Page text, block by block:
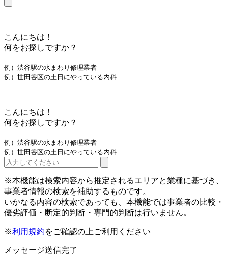
こんにちは！
何をお探しですか？
例）渋谷駅の水まわり修理業者
例）世田谷区の土日にやっている内科
こんにちは！
何をお探しですか？
例）渋谷駅の水まわり修理業者
例）世田谷区の土日にやっている内科
※本機能は検索内容から推定されるエリアと業種に基づき、
事業者情報の検索を補助するものです。
いかなる内容の検索であっても、本機能では事業者の比較・
優劣評価・断定的判断・専門的判断は行いません。
※利用規約をご確認の上ご利用ください
メッセージ送信完了